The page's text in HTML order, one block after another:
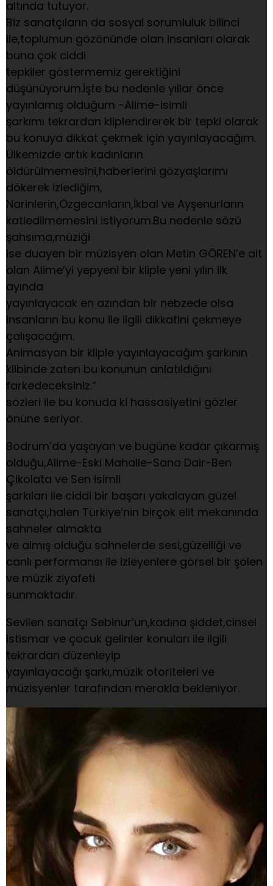
altında tutuyor.
Biz sanatçıların da sosyal sorumluluk bilinci
ile,toplumun gözönünde olan insanları olarak
buna çok ciddi
tepkiler göstermemiz gerektiğini
düşünüyorum.İşte bu nedenle yıllar önce
yayınlamış olduğum -Alime-isimli
şarkımı tekrardan kliplendirerek bir tepki olarak
bu konuya dikkat çekmek için yayınlayacağım.
Ülkemizde artık kadınların
öldürülmemesini,haberlerini gözyaşlarımı
dökerek izlediğim,
Narinlerin,Özgecanların,İkbal ve Ayşenurların
katledilmemesini istiyorum.Bu nedenle sözü
şahsıma,müziği
ise duayen bir müzisyen olan Metin GÖREN’e ait
olan Alime’yi yepyeni bir kliple yeni yılın ilk
ayında
yayınlayacak en azından bir nebzede olsa
insanların bu konu ile ilgili dikkatini çekmeye
çalışacağım.
Animasyon bir kliple yayınlayacağım şarkının
klibinde zaten bu konunun anlatıldığını
farkedeceksiniz.”
sözleri ile bu konuda ki hassasiyetini gözler
önüne seriyor.
Bodrum’da yaşayan ve bugüne kadar çıkarmış
olduğu,Alime-Eski Mahalle-Sana Dair-Ben
Çikolata ve Sen isimli
şarkıları ile ciddi bir başarı yakalayan güzel
sanatçı,halen Türkiye’nin birçok elit mekanında
sahneler almakta
ve almış olduğu sahnelerde sesi,güzelliği ve
canlı performansı ile izleyenlere görsel bir şölen
ve müzik ziyafeti
sunmaktadır.
Sevilen sanatçı Sebinur’un,kadına şiddet,cinsel
istismar ve çocuk gelinler konuları ile ilgili
tekrardan düzenleyip
yayınlayacağı şarkı,müzik otoriteleri ve
müzisyenler tarafından merakla bekleniyor.